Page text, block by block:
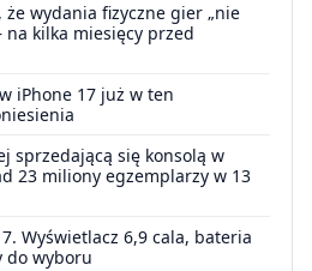
że wydania fizyczne gier „nie
na kilka miesięcy przed
iPhone 17 już w ten
sprzedającą się konsolą w
23 miliony egzemplarzy w 13
Wyświetlacz 6,9 cala, bateria
do wyboru